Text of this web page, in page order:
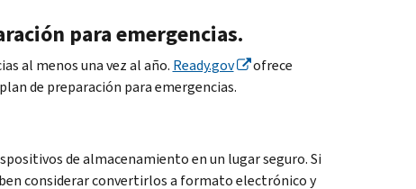
para emergencias.
al menos una vez al año. Ready.gov
ofrece
de preparación para emergencias.
de almacenamiento en un lugar seguro. Si
considerar convertirlos a formato electrónico y